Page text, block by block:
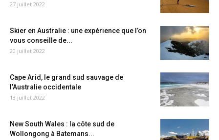
27 juillet 2022
Skier en Australie : une expérience que l’on
vous conseille de...
20 juillet 2022
Cape Arid, le grand sud sauvage de
l’Australie occidentale
13 juillet 2022
New South Wales : la côte sud de
Wollongong à Batemans...